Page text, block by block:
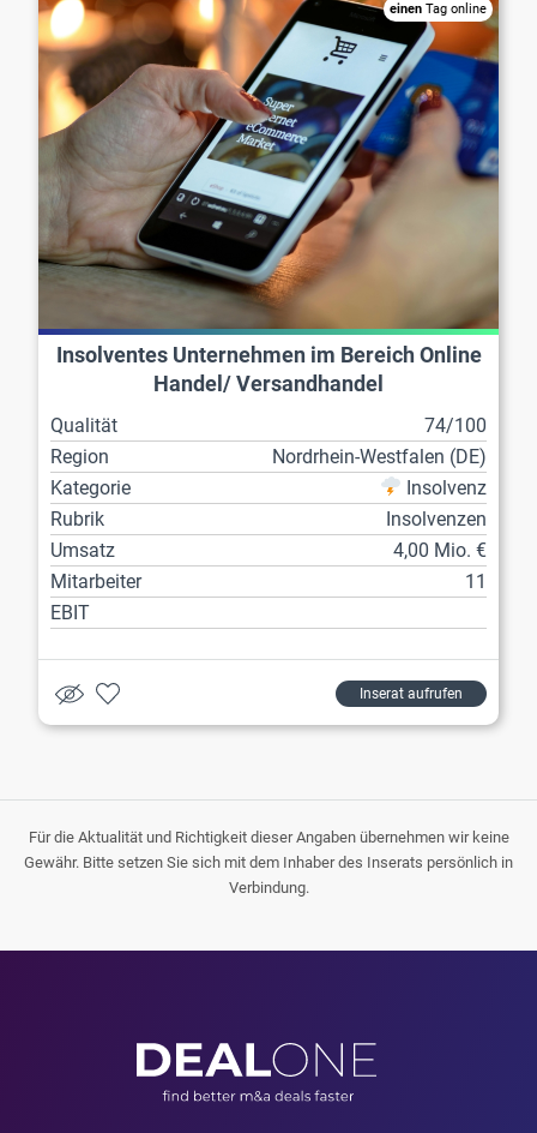
einen Tag online
Insolventes Unternehmen im Bereich Online
Handel/ Versandhandel
Qualität
74/100
Region
Nordrhein-Westfalen (DE)
Kategorie
Insolvenz
Rubrik
Insolvenzen
Umsatz
4,00 Mio. €
Mitarbeiter
11
EBIT
Inserat aufrufen
Für die Aktualität und Richtigkeit dieser Angaben übernehmen wir keine
Gewähr. Bitte setzen Sie sich mit dem Inhaber des Inserats persönlich in
Verbindung.